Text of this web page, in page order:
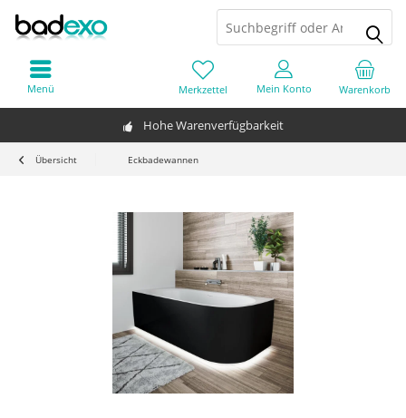
Hohe Warenverfügbarkeit
Warenkorb
Merkzettel Mein Konto
Menü
Übersicht Eckbadewannen